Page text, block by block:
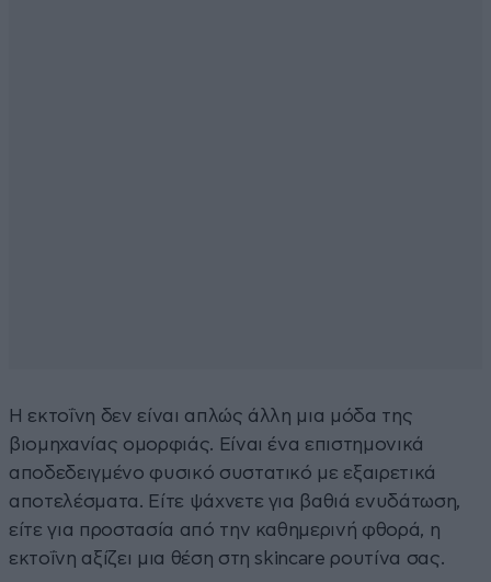
Η εκτοΐνη δεν είναι απλώς άλλη μια μόδα της
βιομηχανίας ομορφιάς. Είναι ένα επιστημονικά
αποδεδειγμένο φυσικό συστατικό με εξαιρετικά
αποτελέσματα. Είτε ψάχνετε για βαθιά ενυδάτωση,
είτε για προστασία από την καθημερινή φθορά, η
εκτοΐνη αξίζει μια θέση στη skincare ρουτίνα σας.